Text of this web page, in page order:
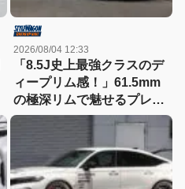
2026/08/04 12:33
「8.5J史上最強クラスのデ
ィープリム感！」61.5mm
の極深リムで魅せるプレシ
ャスAST-M5の衝撃